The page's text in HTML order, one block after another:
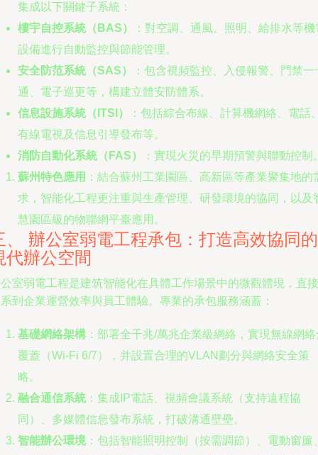
集成以下關鍵子系統：
樓宇自控系統（BAS）
：對空調、通風、照明、給排水等機
設備進行自動監控與節能管理。
安全防范系統（SAS）
：包含視頻監控、入侵報警、門禁一
通、電子巡更等，構建立體安防體系。
信息設施系統（ITSI）
：包括綜合布線、計算機網絡、電話
有線電視及信息引導發布等。
消防自動化系統（FAS）
：實現火災的早期預警與聯動控制
蘇州特色應用 ：結合蘇州工業園區、高新區等產業聚集地的
求，智能化工程更注重與生產管理、研發環境的協同，以及
慧園區級的物聯網平臺應用。
、 辦公室弱電工程承包：打造高效協同的
代辦公空間
室弱電工程是建筑智能化在具體工作場景中的微觀體現，直接
到企業運營效率與員工體驗。專業的承包服務涵蓋：
基礎網絡架構 ：部署全千兆/萬兆企業級網絡，實現無線網
覆蓋（Wi-Fi 6/7），并設置合理的VLAN劃分與網絡安全策
略。
融合通信系統 ：集成IP電話、視頻會議系統（支持遠程協
同）、多媒體信息發布系統，打破溝通壁壘。
智能辦公環境 ：包括智能照明控制（按需調節）、電動窗簾